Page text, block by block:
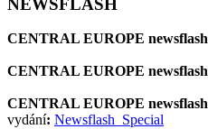
CENTRAL EUROPE newsflash
CENTRAL EUROPE newsflash
CENTRAL EUROPE newsflash
vydání: Newsflash_Special